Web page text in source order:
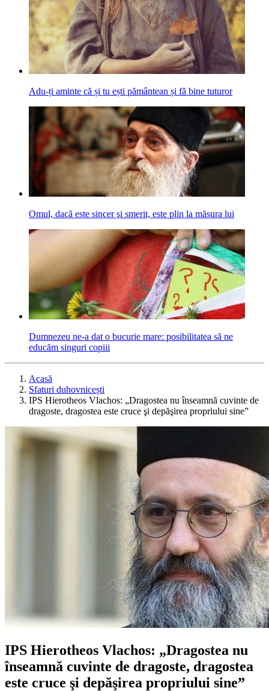
Adu-ți aminte că și tu ești pământean și fă bine tuturor
Omul, dacă este sincer şi smerit, este plin la măsura lui
Dumnezeu ne-a dat o bucurie mare: posibilitatea să ne
educăm singuri copiii
Acasă
Sfaturi duhovnicești
IPS Hierotheos Vlachos: „Dragostea nu înseamnă cuvinte de
dragoste, dragostea este cruce şi depăşirea propriului sine”
IPS Hierotheos Vlachos: „Dragostea nu
înseamnă cuvinte de dragoste, dragostea
este cruce şi depăşirea propriului sine”